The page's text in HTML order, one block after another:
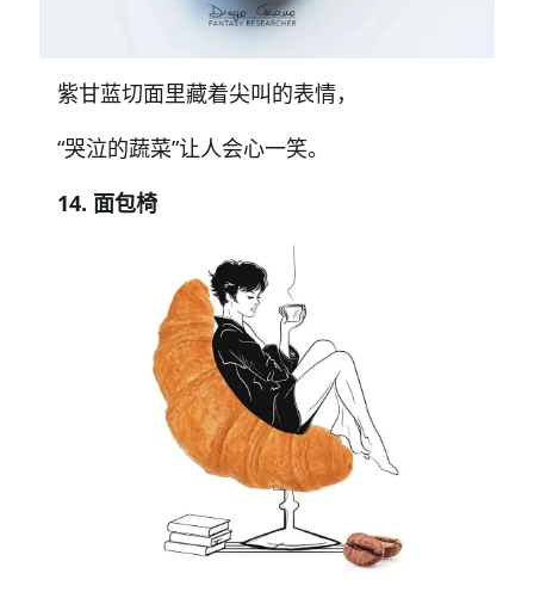
紫甘蓝切面里藏着尖叫的表情，
“哭泣的蔬菜”让人会心一笑。
14. 面包椅